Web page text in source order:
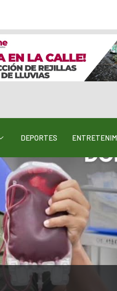
DEPORTES